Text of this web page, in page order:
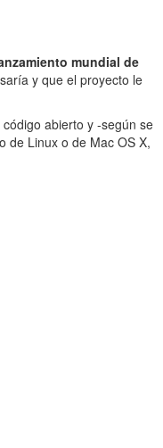
mundial de
y que el proyecto le
abierto y -según se
de Linux o de Mac OS X,